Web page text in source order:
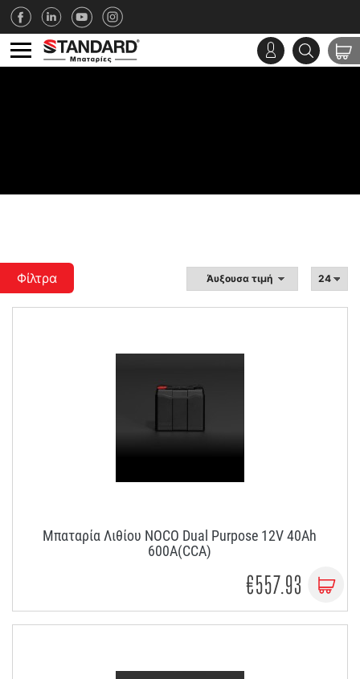
Φίλτρα
Μπαταρία Λιθίου NOCO Dual Purpose 12V 40Ah
600A(CCA)
€557.93